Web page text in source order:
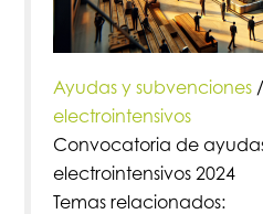
Ayudas y subvenciones/
electrointensivos
Convocatoria de
electrointensivos 2024
Temas relacionados: